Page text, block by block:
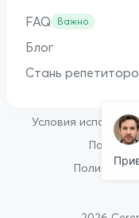
FAQ Важно
Блог
Стань
Условия
Политика